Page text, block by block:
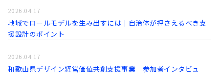
地域でロールモデルを生み出すには｜自治体が押さえるべき支
援設計のポイント
2026.04.17
和歌山県デザイン経営価値共創支援事業 参加者インタビュ
2026.04.17